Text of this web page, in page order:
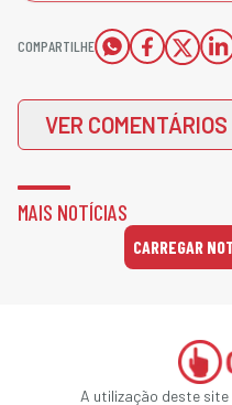
COMPARTILHE
VER COMENTÁRIOS
MAIS NOTÍCIAS
CARREGAR
A utilização deste